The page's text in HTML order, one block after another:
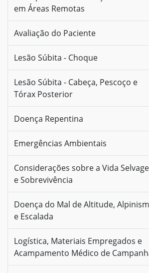
em Áreas Remotas
Avaliação do Paciente
Lesão Súbita - Choque
Lesão Súbita - Cabeça, Pescoço e
Tórax Posterior
Doença Repentina
Emergências Ambientais
Considerações sobre a Vida
e Sobrevivência
Doença do Mal de Altitude,
e Escalada
Logística, Materiais Empregados e
Acampamento Médico de